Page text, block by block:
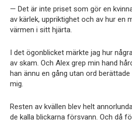
— Det är inte priset som gör en
av kärlek, uppriktighet och av hur en
värmen i sitt hjärta.
I det ögonblicket märkte jag hur
av skam. Och Alex grep min hand
han ännu en gång utan ord
mig.
Resten av kvällen blev helt
de kalla blickarna försvann. Och då